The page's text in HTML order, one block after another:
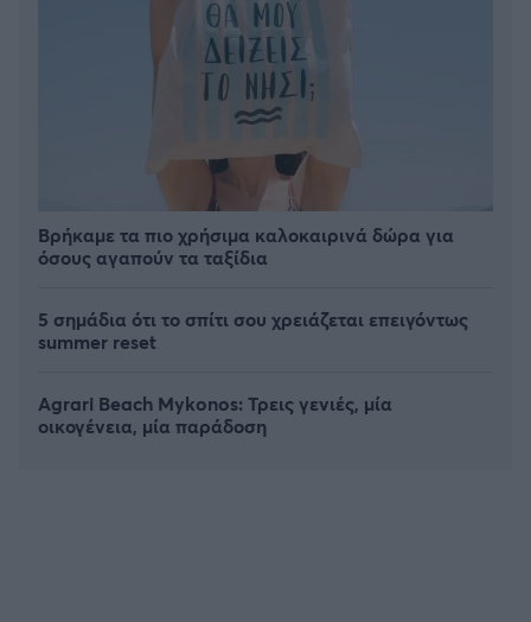
Βρήκαμε τα πιο χρήσιμα καλοκαιρινά δώρα για
όσους αγαπούν τα ταξίδια
5 σημάδια ότι το σπίτι σου χρειάζεται επειγόντως
summer reset
Agrari Beach Mykonos: Τρεις γενιές, μία
οικογένεια, μία παράδοση